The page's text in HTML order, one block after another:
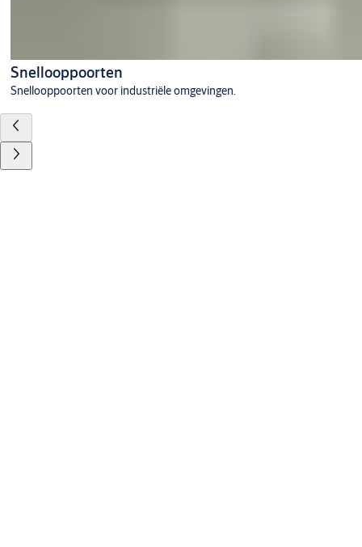
Snellooppoorten
Snellooppoorten voor industriële omgevingen.